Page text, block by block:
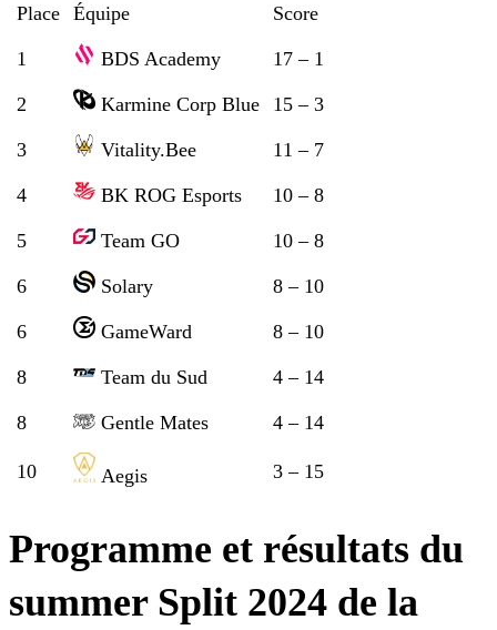
Place Équipe Score
1 BDS Academy 17 – 1
2 Karmine Corp Blue 15 – 3
3 Vitality.Bee 11 – 7
4 BK ROG Esports 10 – 8
5 Team GO 10 – 8
6 Solary 8 – 10
6 GameWard 8 – 10
8 Team du Sud 4 – 14
8 Gentle Mates 4 – 14
10 Aegis 3 – 15
Programme et résultats du
summer Split 2024 de la